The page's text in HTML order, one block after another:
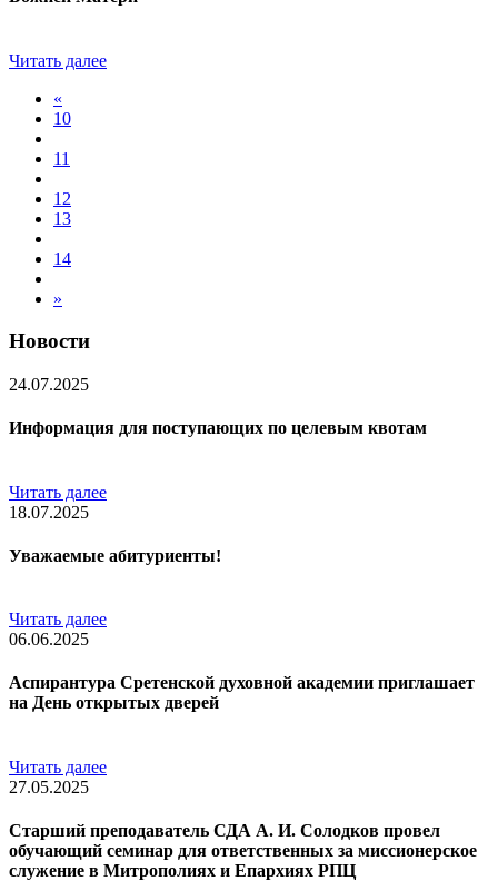
Читать далее
«
10
11
12
13
14
»
Новости
24.07.2025
Информация для поступающих по целевым квотам
Читать далее
18.07.2025
Уважаемые абитуриенты!
Читать далее
06.06.2025
Аспирантура Сретенской духовной академии приглашает
на День открытых дверей
Читать далее
27.05.2025
Старший преподаватель СДА А. И. Солодков провел
обучающий семинар для ответственных за миссионерское
служение в Митрополиях и Епархиях РПЦ